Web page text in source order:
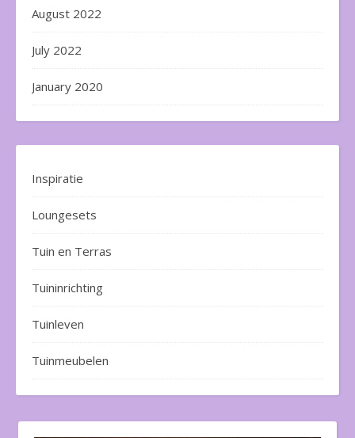
August 2022
July 2022
January 2020
Inspiratie
Loungesets
Tuin en Terras
Tuininrichting
Tuinleven
Tuinmeubelen